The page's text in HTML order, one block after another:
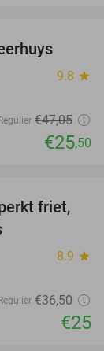
9.8 star
Regulier €47,05
€25,50
32%
friet,
8.9 star
Regulier €36,50
€25